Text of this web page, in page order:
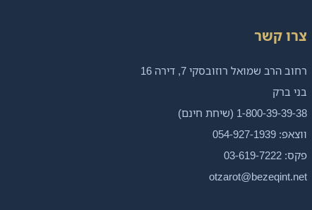
צרו קשר
רחוב הרב שמואל רוזובסקי 7, דירה 16
בני ברק
1-800-39-39-38 (שיחת חינם)
ווצאפ: 054-927-1939
פקס: 03-619-7222
otzarot@bezeqint.net